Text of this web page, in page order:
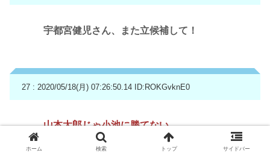
宇都宮健児さん、また立候補して！
27 : 2020/05/18(月) 07:26:50.14 ID:ROKGvknE0
山本太郎じゃ小池に勝てない
ホーム 検索 トップ サイドバー